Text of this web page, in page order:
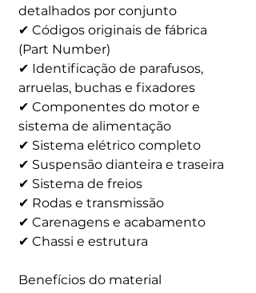
detalhados por conjunto
✔ Códigos originais de fábrica
(Part Number)
✔ Identificação de parafusos,
arruelas, buchas e fixadores
✔ Componentes do motor e
sistema de alimentação
✔ Sistema elétrico completo
✔ Suspensão dianteira e traseira
✔ Sistema de freios
✔ Rodas e transmissão
✔ Carenagens e acabamento
✔ Chassi e estrutura
Benefícios do material